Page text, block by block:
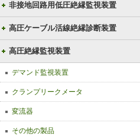
非接地回路用低圧絶縁監視装置
高圧ケーブル活線絶縁診断装置
高圧絶縁監視装置
デマンド監視装置
クランプリークメータ
変流器
その他の製品